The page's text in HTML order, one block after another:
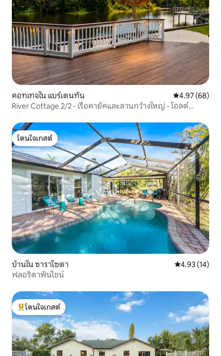
คอทเทจใน แบร์เดนทัน คะแนนเฉลี่ย
4.97 (68)
River Cottage 2/2 - เรือคายัคและลานกว้างใหญ่ - โอลด์
โดนใจเกสต์
โดนใจเกสต์
บ้านใน ซาราโซตา คะแนนเฉลี่ย
4.93 (14)
ฟลอริดาฟันไชน์
โดนใจเกสต์ที่สุด
โดนใจเกสต์